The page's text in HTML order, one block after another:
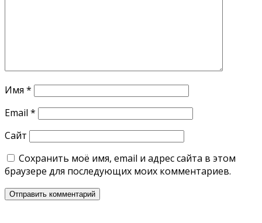
Имя *
Email *
Сайт
Сохранить моё имя, email и адрес сайта в этом
браузере для последующих моих комментариев.